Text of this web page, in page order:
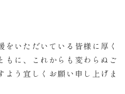
をいただいている皆様に厚く
もに、これからも変わらぬご
よう宜しくお願い申し上げま